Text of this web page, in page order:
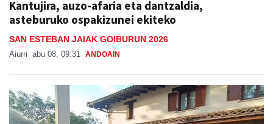
Kantujira, auzo-afaria eta dantzaldia,
asteburuko ospakizunei ekiteko
SAN ESTEBAN JAIAK GOIBURUN 2026
Aiurri abu 08, 09:31 ANDOAIN